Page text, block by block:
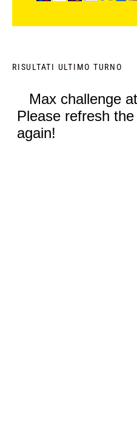
RISULTATI ULTIMO TURNO